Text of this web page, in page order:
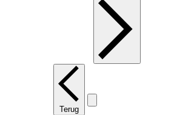
Terug